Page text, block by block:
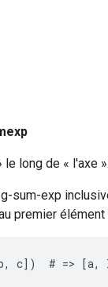
long de « l'axe
sum-exp
premier
, c] ) # => [a,